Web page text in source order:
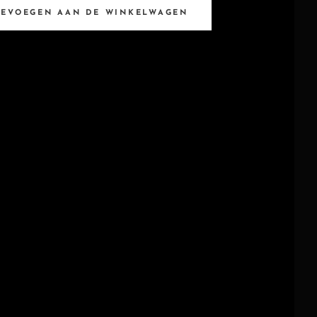
AAN DE WINKELWAGEN